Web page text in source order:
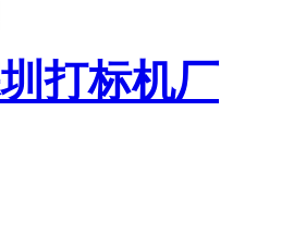
打标机厂